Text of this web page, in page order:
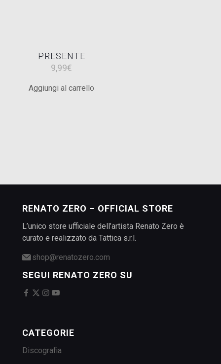
PRESENTE
9,99€
Aggiungi al carrello
RENATO ZERO – OFFICIAL STORE
L’unico store ufficiale dell’artista Renato Zero è
curato e realizzato da Tattica s.r.l.
shop@renatozero.com
SEGUI RENATO ZERO SU
CATEGORIE
Discografia